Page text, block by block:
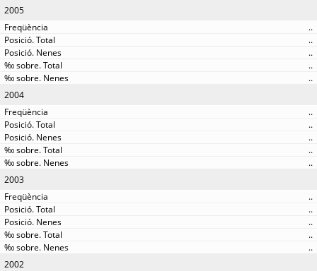
2005
..
..
..
..
..
2004
..
..
..
..
..
2003
..
..
..
..
..
2002